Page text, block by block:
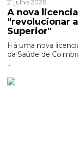
21 julho 2026
A nova
"revolucionar
Superior"
Há uma nova
da Saúde de
...